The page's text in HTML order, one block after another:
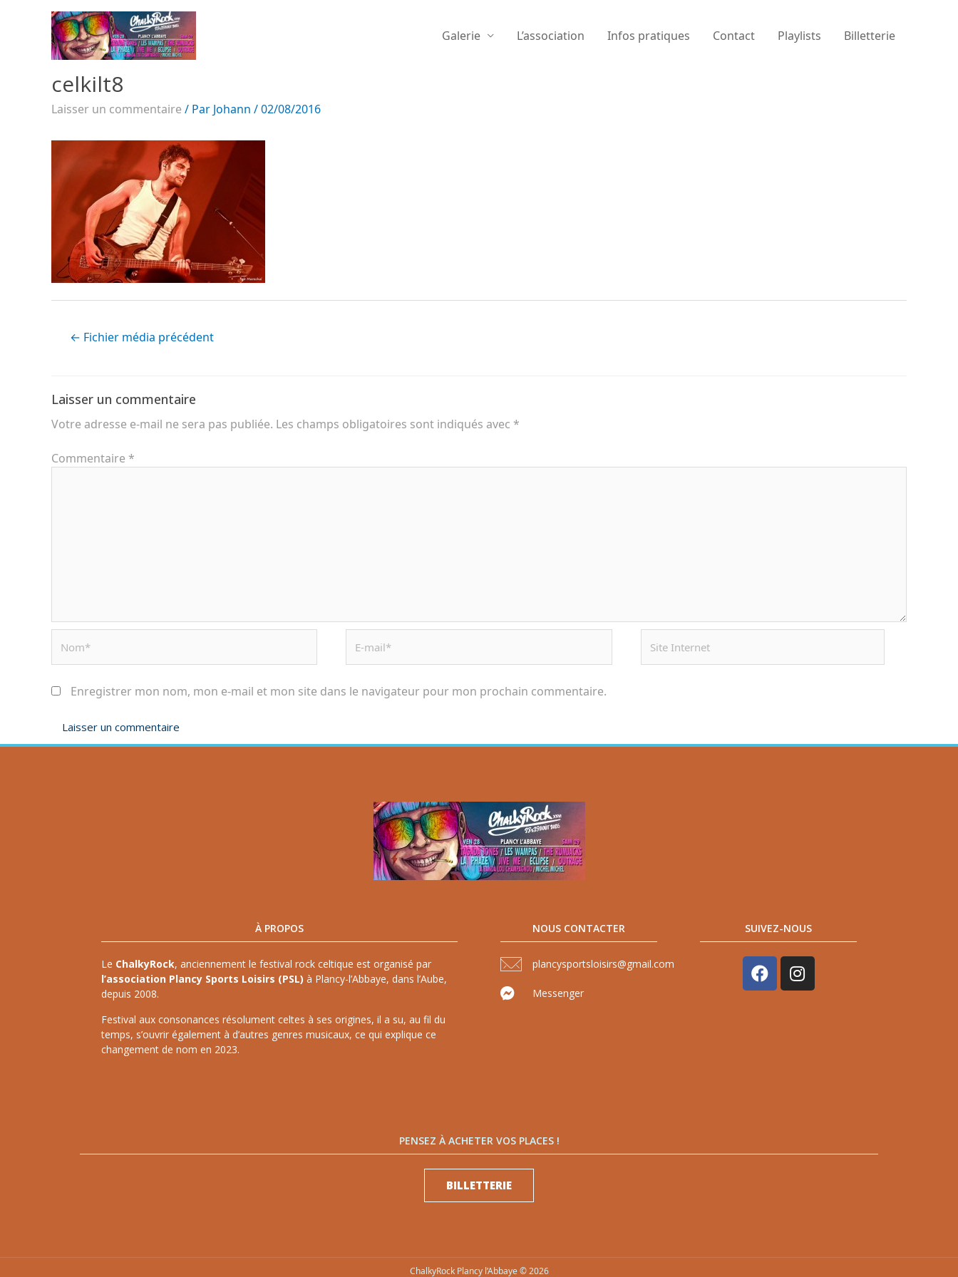
Galerie L’association Infos pratiques Contact Playlists Billetterie
celkilt8
Laisser un commentaire / Par Johann /02/08/2016
← Fichier média précédent
Laisser un commentaire
Votre adresse e-mail ne sera pas publiée. Les champs obligatoires sont indiqués avec *
Commentaire *
Enregistrer mon nom, mon e-mail et mon site dans le navigateur pour mon prochain commentaire.
À PROPOS
Le ChalkyRock, anciennement le festival rock celtique est organisé par
l’association Plancy Sports Loisirs (PSL) à Plancy-l’Abbaye, dans l’Aube,
depuis 2008.
Festival aux consonances résolument celtes à ses origines, il a su, au fil du
temps, s’ouvrir également à d’autres genres musicaux, ce qui explique ce
changement de nom en 2023.
NOUS CONTACTER
plancysportsloisirs@gmail.com
Messenger
SUIVEZ-NOUS
PENSEZ À ACHETER VOS PLACES !
BILLETTERIE
ChalkyRock Plancy l’Abbaye © 2026